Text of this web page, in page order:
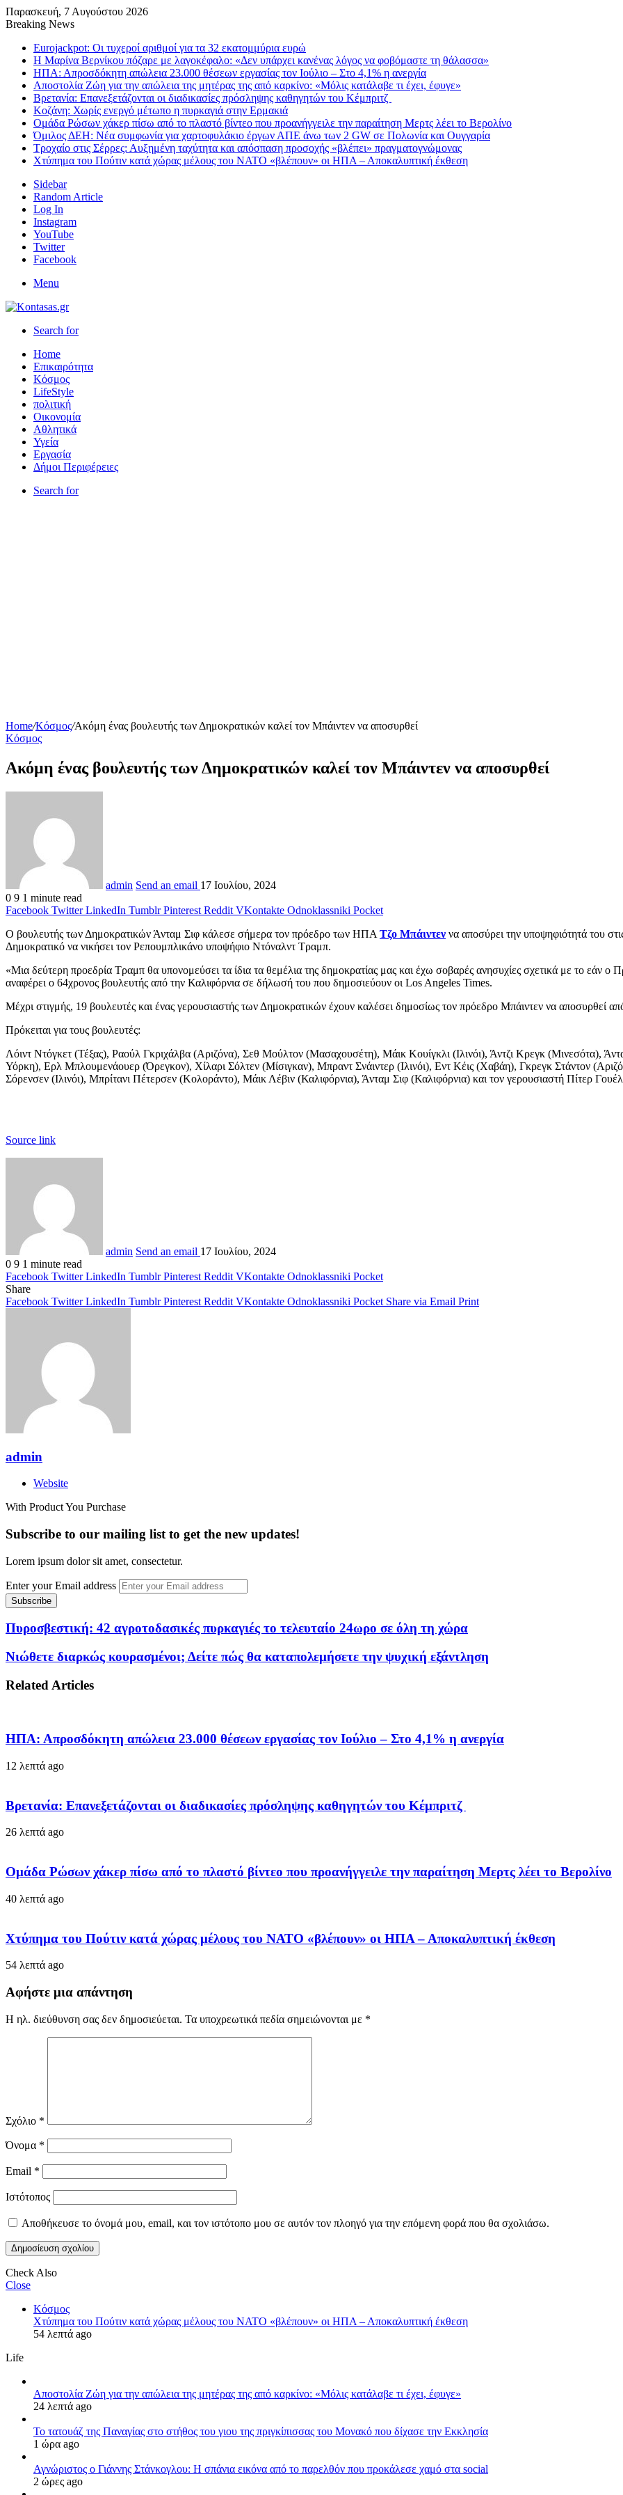
Παρασκευή, 7 Αυγούστου 2026
Breaking News
Eurojackpot: Οι τυχεροί αριθμοί για τα 32 εκατoμμύρια ευρώ
Η Μαρίνα Βερνίκου πόζαρε με λαγοκέφαλο: «Δεν υπάρχει κανένας λόγος να φοβόμαστε τη θάλασσα»
ΗΠΑ: Απροσδόκητη απώλεια 23.000 θέσεων εργασίας τον Ιούλιο – Στο 4,1% η ανεργία
Αποστολία Ζώη για την απώλεια της μητέρας της από καρκίνο: «Μόλις κατάλαβε τι έχει, έφυγε»
Βρετανία: Επανεξετάζονται οι διαδικασίες πρόσληψης καθηγητών του Κέμπριτζ
Κοζάνη: Χωρίς ενεργό μέτωπο η πυρκαγιά στην Ερμακιά
Ομάδα Ρώσων χάκερ πίσω από το πλαστό βίντεο που προανήγγειλε την παραίτηση Μερτς λέει το Βερολίνο
Όμιλος ΔΕΗ: Νέα συμφωνία για χαρτοφυλάκιο έργων ΑΠΕ άνω των 2 GW σε Πολωνία και Ουγγαρία
Τροχαίο στις Σέρρες: Αυξημένη ταχύτητα και απόσπαση προσοχής «βλέπει» πραγματογνώμονας
Χτύπημα του Πούτιν κατά χώρας μέλους του ΝΑΤΟ «βλέπουν» οι ΗΠΑ – Αποκαλυπτική έκθεση
Sidebar
Random Article
Log In
Instagram
YouTube
Twitter
Facebook
Menu
Search for
Home
Επικαιρότητα
Κόσμος
LifeStyle
πολιτική
Οικονομία
Αθλητικά
Υγεία
Εργασία
Δήμοι Περιφέρειες
Search for
Home/Κόσμος/Ακόμη ένας βουλευτής των Δημοκρατικών καλεί τον Μπάιντεν να αποσυρθεί
Κόσμος
Ακόμη ένας βουλευτής των Δημοκρατικών καλεί τον Μπάιντεν να αποσυρθεί
admin Send an email 17 Ιουλίου, 2024
0 9 1 minute read
Facebook Twitter LinkedIn Tumblr Pinterest Reddit VKontakte Odnoklassniki Pocket
Ο βουλευτής των Δημοκρατικών Άνταμ Σιφ κάλεσε σήμερα τον πρόεδρο των ΗΠΑ Τζο Μπάιντεν να αποσύρει την υποψηφιότητά του
Δημοκρατικό να νικήσει τον Ρεπουμπλικάνο υποψήφιο Ντόναλντ Τραμπ.
«Μια δεύτερη προεδρία Τραμπ θα υπονομεύσει τα ίδια τα θεμέλια της δημοκρατίας μας και έχω σοβαρές ανησυχίες σχετικά με το εάν
αναφέρει ο 64χρονος βουλευτής από την Καλιφόρνια σε δήλωσή του που δημοσιεύουν οι Los Angeles Times.
Μέχρι στιγμής, 19 βουλευτές και ένας γερουσιαστής των Δημοκρατικών έχουν καλέσει δημοσίως τον πρόεδρο Μπάιντεν να αποσυρθεί
Πρόκειται για τους βουλευτές:
Λόιντ Ντόγκετ (Τέξας), Ραούλ Γκριχάλβα (Αριζόνα), Σεθ Μούλτον (Μασαχουσέτη), Μάικ Κουίγκλι (Ιλινόι), Άντζι Κρεγκ (Μινεσότα),
Υόρκη), Ερλ Μπλουμενάουερ (Όρεγκον), Χίλαρι Σόλτεν (Μίσιγκαν), Μπραντ Σνάιντερ (Ιλινόι), Εντ Κέις (Χαβάη), Γκρεγκ Στάντον
Σόρενσεν (Ιλινόι), Μπρίτανι Πέτερσεν (Κολοράντο), Μάικ Λέβιν (Καλιφόρνια), Άνταμ Σιφ (Καλιφόρνια) και τον γερουσιαστή Πίτερ
Source link
admin Send an email 17 Ιουλίου, 2024
0 9 1 minute read
Facebook Twitter LinkedIn Tumblr Pinterest Reddit VKontakte Odnoklassniki Pocket
Share
Facebook Twitter LinkedIn Tumblr Pinterest Reddit VKontakte Odnoklassniki Pocket Share via Email Print
admin
Website
With Product You Purchase
Subscribe to our mailing list to get the new updates!
Lorem ipsum dolor sit amet, consectetur.
Enter your Email address
Πυροσβεστική: 42 αγροτοδασικές πυρκαγιές το τελευταίο 24ωρο σε όλη τη χώρα
Νιώθετε διαρκώς κουρασμένοι; Δείτε πώς θα καταπολεμήσετε την ψυχική εξάντληση
Related Articles
ΗΠΑ: Απροσδόκητη απώλεια 23.000 θέσεων εργασίας τον Ιούλιο – Στο 4,1% η ανεργία
12 λεπτά ago
Βρετανία: Επανεξετάζονται οι διαδικασίες πρόσληψης καθηγητών του Κέμπριτζ
26 λεπτά ago
Ομάδα Ρώσων χάκερ πίσω από το πλαστό βίντεο που προανήγγειλε την παραίτηση Μερτς λέει το Βερολίνο
40 λεπτά ago
Χτύπημα του Πούτιν κατά χώρας μέλους του ΝΑΤΟ «βλέπουν» οι ΗΠΑ – Αποκαλυπτική έκθεση
54 λεπτά ago
Αφήστε μια απάντηση
Η ηλ. διεύθυνση σας δεν δημοσιεύεται. Τα υποχρεωτικά πεδία σημειώνονται με *
Σχόλιο *
Όνομα *
Email *
Ιστότοπος
Αποθήκευσε το όνομά μου, email, και τον ιστότοπο μου σε αυτόν τον πλοηγό για την επόμενη φορά που θα σχολιάσω.
Check Also
Close
Κόσμος
Χτύπημα του Πούτιν κατά χώρας μέλους του ΝΑΤΟ «βλέπουν» οι ΗΠΑ – Αποκαλυπτική έκθεση
54 λεπτά ago
Life
Αποστολία Ζώη για την απώλεια της μητέρας της από καρκίνο: «Μόλις κατάλαβε τι έχει, έφυγε»
24 λεπτά ago
Το τατουάζ της Παναγίας στο στήθος του γιου της πριγκίπισσας του Μονακό που δίχασε την Εκκλησία
1 ώρα ago
Αγνώριστος ο Γιάννης Στάνκογλου: Η σπάνια εικόνα από το παρελθόν που προκάλεσε χαμό στα social
2 ώρες ago